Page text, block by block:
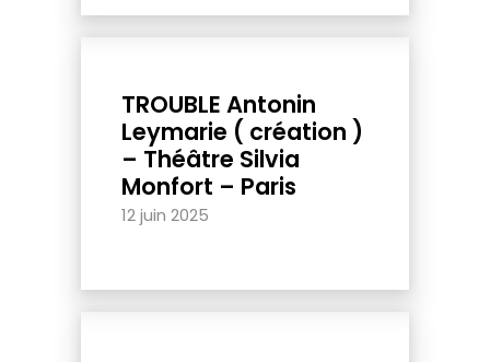
TROUBLE Antonin
Leymarie ( création )
– Théâtre Silvia
Monfort – Paris
12 juin 2025